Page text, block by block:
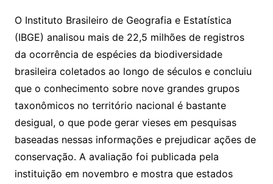
O Instituto Brasileiro de Geografia e Estatística
(IBGE) analisou mais de 22,5 milhões de registros
da ocorrência de espécies da biodiversidade
brasileira coletados ao longo de séculos e concluiu
que o conhecimento sobre nove grandes grupos
taxonômicos no território nacional é bastante
desigual, o que pode gerar vieses em pesquisas
baseadas nessas informações e prejudicar ações de
conservação. A avaliação foi publicada pela
instituição em novembro e mostra que estados